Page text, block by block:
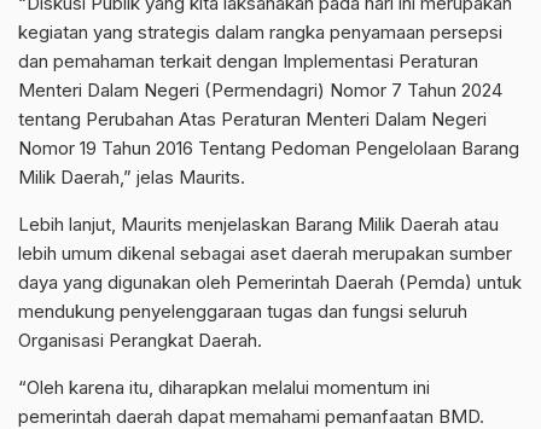
kegiatan yang strategis dalam rangka penyamaan persepsi
dan pemahaman terkait dengan Implementasi Peraturan
Menteri Dalam Negeri (Permendagri) Nomor 7 Tahun 2024
tentang Perubahan Atas Peraturan Menteri Dalam Negeri
Nomor 19 Tahun 2016 Tentang Pedoman Pengelolaan Barang
Milik Daerah,” jelas Maurits.
Lebih lanjut, Maurits menjelaskan Barang Milik Daerah atau
lebih umum dikenal sebagai aset daerah merupakan sumber
daya yang digunakan oleh Pemerintah Daerah (Pemda) untuk
mendukung penyelenggaraan tugas dan fungsi seluruh
Organisasi Perangkat Daerah.
“Oleh karena itu, diharapkan melalui momentum ini
pemerintah daerah dapat memahami pemanfaatan BMD.